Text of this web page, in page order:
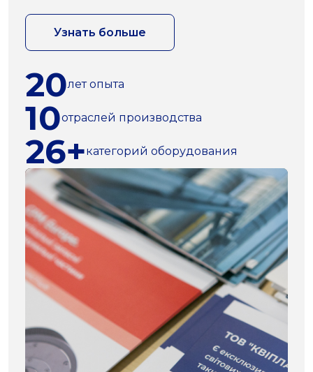
Узнать больше
20лет опыта
10отраслей производства
26+категорий оборудования